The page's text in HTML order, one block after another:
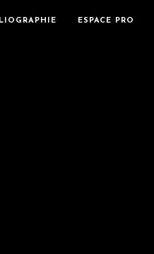
ESPACE PRO